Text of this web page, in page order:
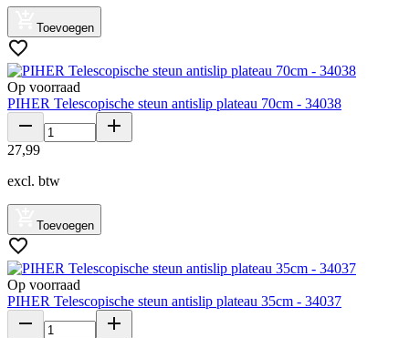
Toevoegen
Op voorraad
PIHER Telescopische steun antislip plateau 70cm - 34038
27,99
excl. btw
Toevoegen
Op voorraad
PIHER Telescopische steun antislip plateau 35cm - 34037